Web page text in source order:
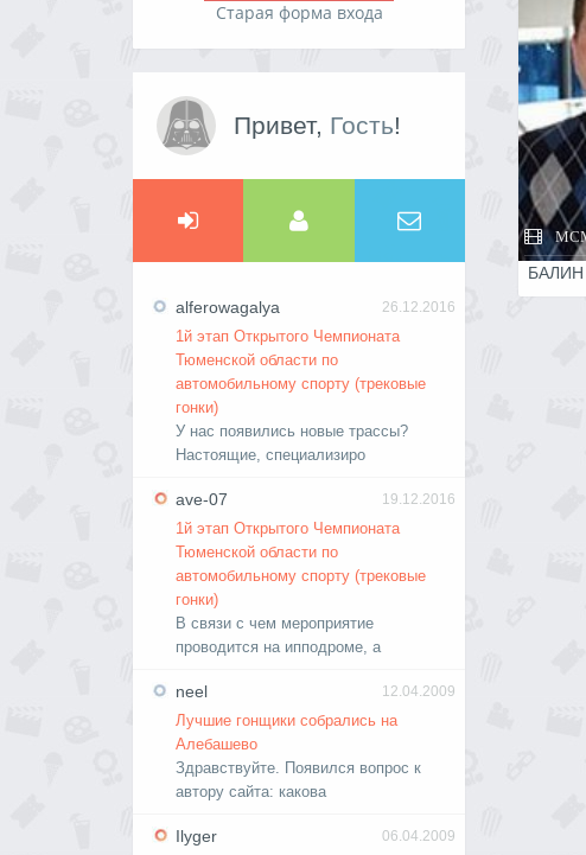
Старая форма входа
Привет, Гость!
26.12.2016
alferowagalya
1й этап Открытого Чемпионата
Тюменской области по
автомобильному спорту (трековые
гонки)
У нас появились новые трассы?
Настоящие, специализиро
19.12.2016
ave-07
1й этап Открытого Чемпионата
Тюменской области по
автомобильному спорту (трековые
гонки)
В связи с чем мероприятие
проводится на ипподроме, а
12.04.2009
neel
Лучшие гонщики собрались на
Алебашево
Здравствуйте. Появился вопрос к
автору сайта: какова
06.04.2009
Ilyger
БАЛИН